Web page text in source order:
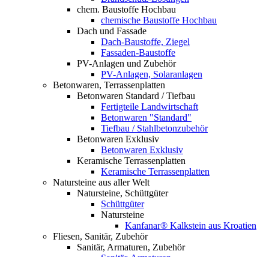
chem. Baustoffe Hochbau
chemische Baustoffe Hochbau
Dach und Fassade
Dach-Baustoffe, Ziegel
Fassaden-Baustoffe
PV-Anlagen und Zubehör
PV-Anlagen, Solaranlagen
Betonwaren, Terrassenplatten
Betonwaren Standard / Tiefbau
Fertigteile Landwirtschaft
Betonwaren "Standard"
Tiefbau / Stahlbetonzubehör
Betonwaren Exklusiv
Betonwaren Exklusiv
Keramische Terrassenplatten
Keramische Terrassenplatten
Natursteine aus aller Welt
Natursteine, Schüttgüter
Schüttgüter
Natursteine
Kanfanar® Kalkstein aus Kroatien
Fliesen, Sanitär, Zubehör
Sanitär, Armaturen, Zubehör